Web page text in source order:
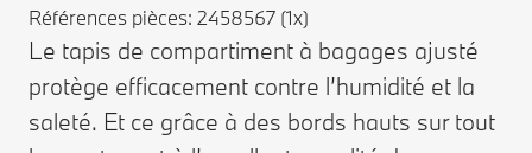
Références pièces: 2458567 (1x)
Le tapis de compartiment à bagages ajusté
protège efficacement contre l’humidité et la
saleté. Et ce grâce à des bords hauts sur tout